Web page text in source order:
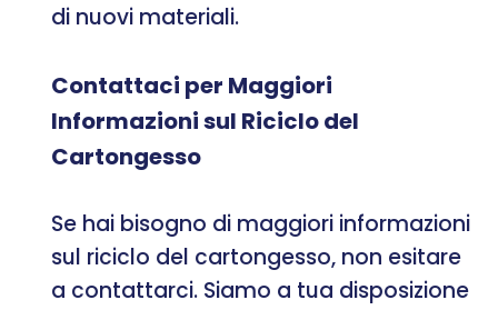
di nuovi materiali.
Contattaci per Maggiori
Informazioni sul Riciclo del
Cartongesso
Se hai bisogno di maggiori informazioni
sul riciclo del cartongesso, non esitare
a contattarci. Siamo a tua disposizione